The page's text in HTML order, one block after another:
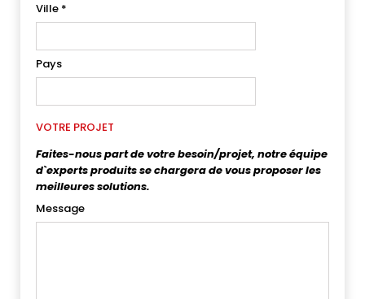
Ville *
Pays
VOTRE PROJET
Faites-nous part de votre besoin/projet, notre équipe
d`experts produits se chargera de vous proposer les
meilleures solutions.
Message